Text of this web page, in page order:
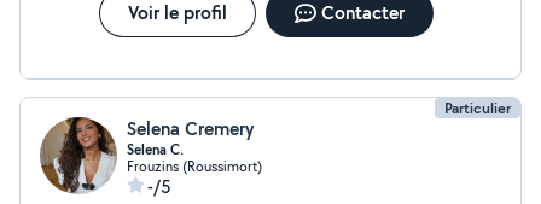
Voir le profil Contacter
Particulier
Selena Cremery
Selena C.
Frouzins (Roussimort)
-/5